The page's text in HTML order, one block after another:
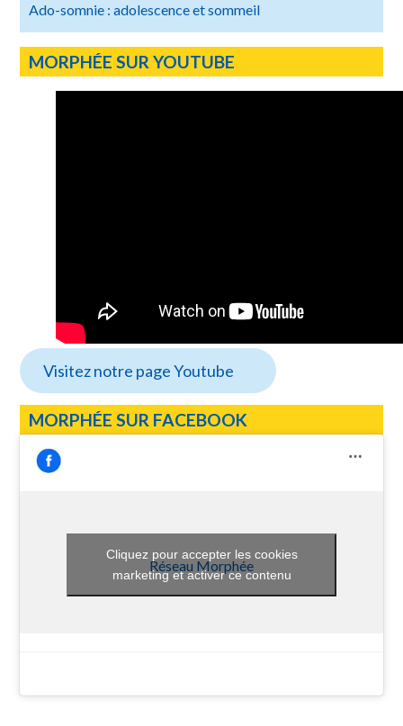
Ado-somnie : adolescence et sommeil
MORPHÉE SUR YOUTUBE
Visitez notre page Youtube
MORPHÉE SUR FACEBOOK
Réseau Morphée
Cliquez pour accepter les cookies
marketing et activer ce contenu